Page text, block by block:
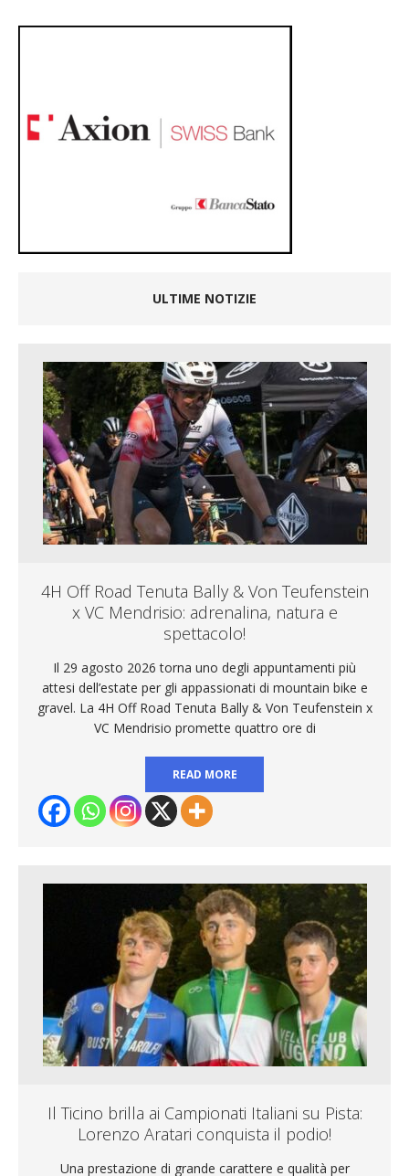
ULTIME NOTIZIE
4H Off Road Tenuta Bally & Von Teufenstein
x VC Mendrisio: adrenalina, natura e
spettacolo!
Il 29 agosto 2026 torna uno degli appuntamenti più
attesi dell’estate per gli appassionati di mountain bike e
gravel. La 4H Off Road Tenuta Bally & Von Teufenstein x
VC Mendrisio promette quattro ore di
READ MORE
Il Ticino brilla ai Campionati Italiani su Pista:
Lorenzo Aratari conquista il podio!
Una prestazione di grande carattere e qualità per